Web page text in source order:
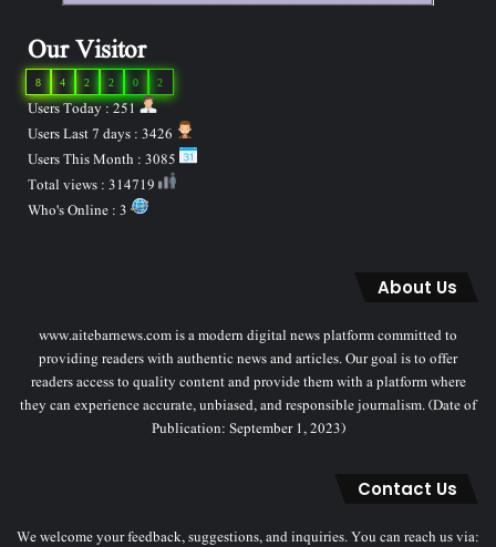
Our Visitor
2
0
2
2
4
8
Users Today : 251
About Us
www.aitebarnews.com is a modern digital news platform committed to
providing readers with authentic news and articles. Our goal is to offer
readers access to quality content and provide them with a platform where
they can experience accurate, unbiased, and responsible journalism. (Date of
Publication: September 1, 2023)
Contact Us
We welcome your feedback, suggestions, and inquiries. You can reach us via: